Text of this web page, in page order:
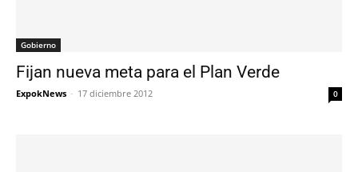
Gobierno
Fijan nueva meta para el Plan Verde
ExpokNews - 17 diciembre 2012 0